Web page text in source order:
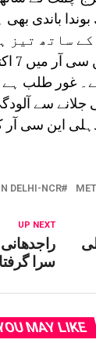
غور طلب
سے
این سی آر کے
DELHI-NCR
UP NEXT
سرا
MAY LIKE